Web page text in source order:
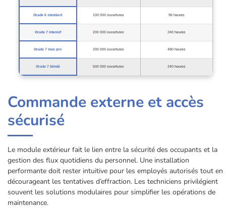
Grade 6 standard 100 000 ouvertures 96 heures
Grade 7 intensif 200 000 ouvertures 240 heures
Grade 7 inox pro 200 000 ouvertures 480 heures
Grade 7 blindé 500 000 ouvertures 240 heures
Commande externe et accès
sécurisé
Le module extérieur fait le lien entre la sécurité des occupants et la
gestion des flux quotidiens du personnel. Une installation
performante doit rester intuitive pour les employés autorisés tout en
décourageant les tentatives d’effraction. Les techniciens privilégient
souvent les solutions modulaires pour simplifier les opérations de
maintenance.